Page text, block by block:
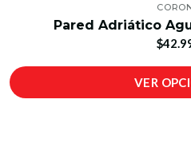
Pared Adriático
VER